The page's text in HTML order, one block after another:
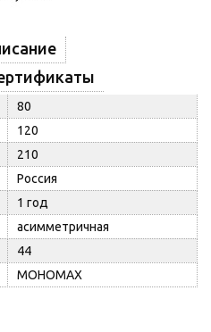
80
120
210
Россия
1 год
асимметричная
44
МОНОМАХ